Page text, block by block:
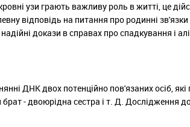
узи грають важливу роль в житті, це
відповідь на питання про родинні
докази в справах про спадкування і
ДНК двох потенційно пов'язаних осіб,
- двоюрідна сестра і т. Д. Дослідження